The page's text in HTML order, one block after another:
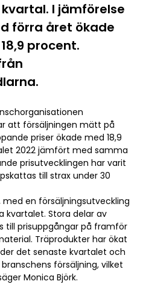
I jämförelse
förra året ökade
procent.
att försäljningen mätt på
priser ökade med 18,9
2022 jämfört med samma
prisutvecklingen har varit
till strax under 30
en försäljningsutveckling
kvartalet. Stora delar av
till prisuppgångar på framför
Träprodukter har ökat
det senaste kvartalet och
försäljning, vilket
Monica Björk.